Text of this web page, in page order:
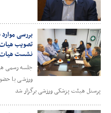
بررسی موارد
تصویب
نشست هیات
جلسه رسمی
ورزشی با
پرسنل هیئت پزشکی ورزشی برگزار شد